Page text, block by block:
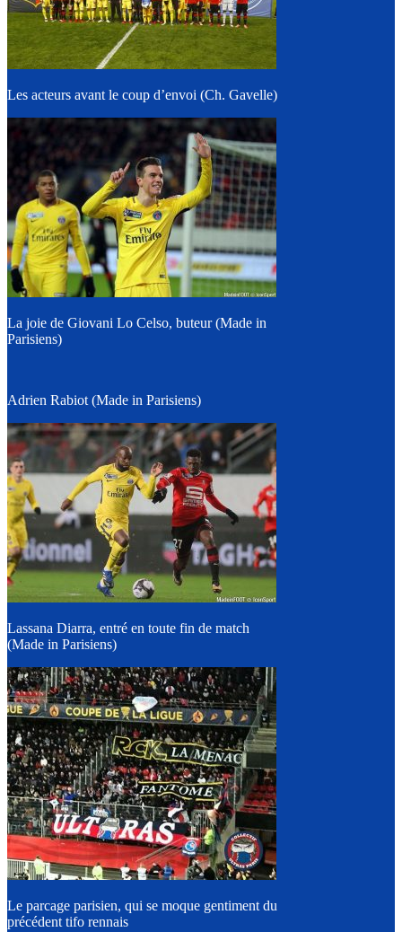
Les acteurs avant le coup d’envoi (Ch. Gavelle)
La joie de Giovani Lo Celso, buteur (Made in
Parisiens)
Adrien Rabiot (Made in Parisiens)
Lassana Diarra, entré en toute fin de match
(Made in Parisiens)
Le parcage parisien, qui se moque gentiment du
précédent tifo rennais